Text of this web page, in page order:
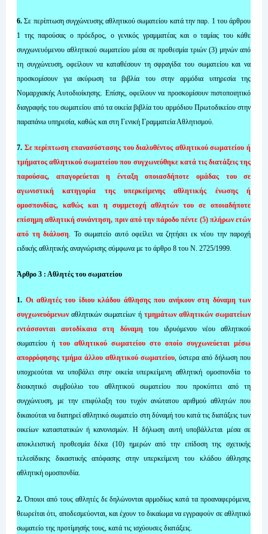
6.Σε περίπτωση συγχώνευσης αθλητικού σωματείου κατά την παρ. 1 του άρθρου
1 της παρούσας ο πρόεδρος, ο γενικός γραμματέας και ο ταμίας του κάθε
συγχωνευόμενου αθλητικού σωματείου μέσα σε προθεσμία τριών (3) μηνών από
τη συγχώνευση, οφείλουν να καταθέσουν τη σφραγίδα του σωματείου και να
προσκομίσουν για ακύρωση τα βιβλία του στην αρμόδια υπηρεσία της
Νομαρχιακής Αυτοδιοίκησης. Επίσης, οφείλουν να προσκομίσουν πιστοποιητικό
διαγραφής του σωματείου από τα οικεία βιβλία του αρμόδιου Πρωτοδικείου στην
παραπάνω υπηρεσία, καθώς και στη Γενική Γραμματεία Αθλητισμού.
7. Σε περίπτωση επανασύστασης του διαλυθέντος αθλητικού σωματείου ή
τμήματος αθλητικού σωματείου που συγχωνεύθηκε κατά τις διατάξεις της
παρούσας, απαγορεύεται η ένταξη οποιασδήποτε ομάδας του σε
αγωνιστική κατηγορία της υπερκείμενης αθλητικής ένωσης ή
ομοσπονδίας, καθώς και η συμμετοχή αθλητών του σε οποιαδήποτε
επίσημη αθλητική συνάντηση, πριν από την πάροδο πέντε (5) πλήρων ετών
από τη διάλυση. Το σωματείο αυτό οφείλει να ζητήσει εκ νέου την παροχή
ειδικής αθλητικής αναγνώρισης σύμφωνα με το άρθρο 8 του Ν. 2725/1999.
Άρθρο 3 : Αθλητές του σωματείου
1. Οι αθλητές του ίδιου κλάδου άθλησης που ανήκουν στη δύναμη των
συγχωνευόμενωναθλητικών σωματείων ή τμημάτων αθλητικών σωματείων
εντάσσονται αυτοδίκαια στη δύναμητου ιδρυόμενου νέου αθλητικού
σωματείου ήτου αθλητικού σωματείου στο οποίο συγχωνεύεται μέσω
απορρόφησης τμήμα άλλου αθλητικού σωματείου, ύστερα από δήλωση που
υποχρεούται να υποβάλει στην οικεία υπερκείμενη αθλητική ομοσπονδία το
διοικητικό συμβούλιο του αθλητικού σωματείου που προκύπτει από τη
συγχώνευση, με την επιφύλαξη του τυχόν ανώτατου αριθμού αθλητών που
δικαιούται να διατηρεί αθλητικό σωματείο στη δύναμή του κατά τις διατάξεις των
οικείων καταστατικών ή κανονισμών. Η δήλωση αυτή υποβάλλεται μέσα σε
αποκλειστική προθεσμία δέκα (10) ημερών από την επίδοση της σχετικής
τελεσίδικης δικαστικής απόφασης στην υπερκείμενη του κλάδου άθλησης
αθλητική ομοσπονδία.
2. Όποιοι από τους αθλητές δε δηλώνονται αρμοδίως κατά τα προαναφερόμενα,
θεωρείται ότι, αποδεσμεύονται, και έχουν το δικαίωμα να εγγραφούν σε αθλητικό
σωματείο της προτίμησής τους, κατά τις ισχύουσες διατάξεις.